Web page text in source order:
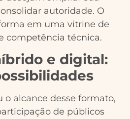
autoridade. O
em uma vitrine de
competência técnica.
e digital:
o alcance desse formato,
de públicos